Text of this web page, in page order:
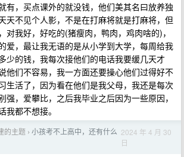
有，买点课外的就没钱，他们美其名曰放养独
天不见个人影，不是在打麻将就是打麻将，但
对我好，好吃的(猪瘦肉，鸭肉，鸡肉啥的)，
爱，最让我无语的是从小学到大学，每周给我
少的钱，我每次接他们的电话我要缓几天才
他们不容易，我一方面还要操心他们过得好不
生活了，因为看在他们是我父母，我还是每次
强，爱攀比，之后我毕业之后因为一些原因，
我都不想接。
的主题 › 小孩考不上高中，还有什么 2024 年 4 月 30
日